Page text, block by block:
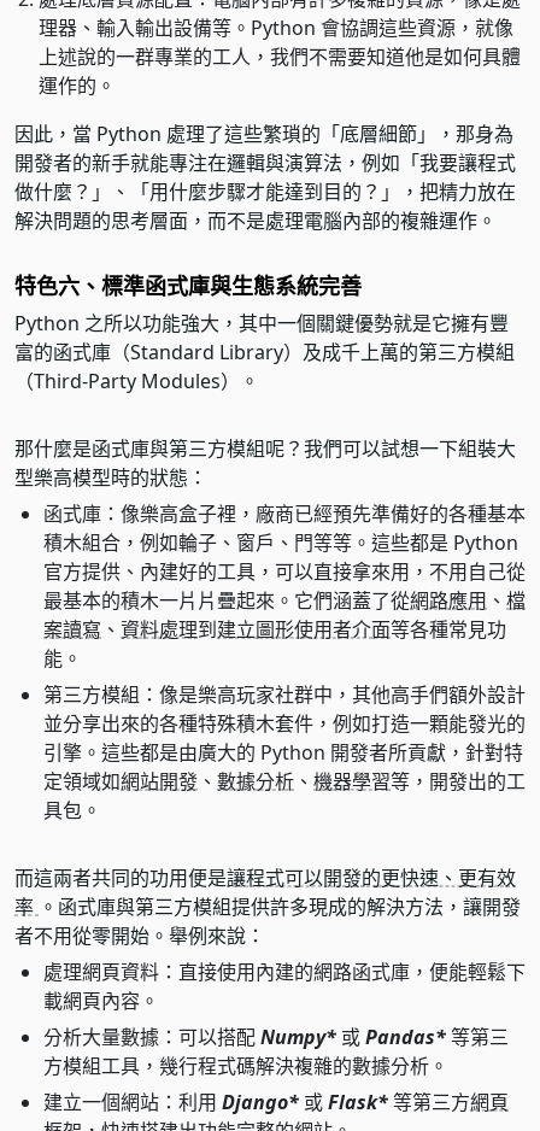
理器、輸入輸出設備等。Python 會協調這些資源，就像
上述說的一群專業的工人，我們不需要知道他是如何具體
運作的。
因此，當 Python 處理了這些繁瑣的「底層細節」，那身為
開發者的新手就能專注在邏輯與演算法，例如「我要讓程式
做什麼？」、「用什麼步驟才能達到目的？」，把精力放在
解決問題的思考層面，而不是處理電腦內部的複雜運作。
特色六、標準函式庫與生態系統完善
Python 之所以功能強大，其中一個關鍵優勢就是它擁有豐
富的函式庫（Standard Library）及成千上萬的第三方模組
（Third-Party Modules）。
那什麼是函式庫與第三方模組呢？我們可以試想一下組裝大
型樂高模型時的狀態：
函式庫：像樂高盒子裡，廠商已經預先準備好的各種基本
積木組合，例如輪子、窗戶、門等等。這些都是 Python
官方提供、內建好的工具，可以直接拿來用，不用自己從
最基本的積木一片片疊起來。它們涵蓋了從網路應用 、 檔
案讀寫 、 資料處理到建立圖形使用者介面等各種常見功
能。
第三方模組：像是樂高玩家社群中，其他高手們額外設計
並分享出來的各種特殊積木套件，例如打造一顆能發光的
引擎。這些都是由廣大的 Python 開發者所貢獻，針對特
定領域如網站開發 、 數據分析 、 機器學習等，開發出的工
具包。
而這兩者共同的功用便是讓程式可以開發的更快速、更有效
率 。函式庫與第三方模組提供許多現成的解決方法，讓開發
者不用從零開始。舉例來說：
處理網頁資料：直接使用內建的網路函式庫，便能輕鬆下
載網頁內容。
分析大量數據：可以搭配Numpy* 或Pandas*等第三
方模組工具，幾行程式碼解決複雜的數據分析。
建立一個網站：利用 Django* 或Flask*等第三方網頁